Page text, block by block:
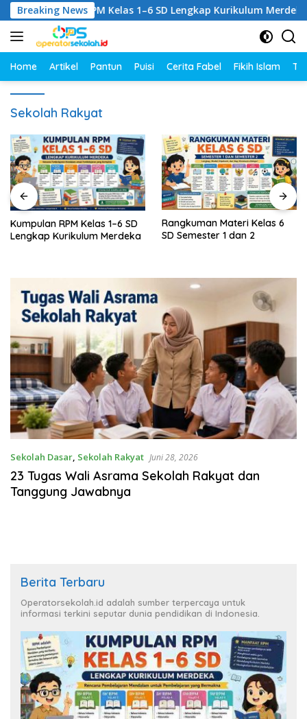
Langsung
ke
konten
Breaking News
Kumpulan RPM Kelas 1–6 SD Lengkap Kurikulum Merdeka
Home Artikel Pantun Puisi Cerita Fabel Fikih Islam
Sekolah Rakyat
Rangkuman Materi Kelas 6
SD Semester 1 dan 2
Rangkuman Materi Kelas 5
SD Semester 1 dan 2
Sekolah Dasar, Sekolah Rakyat Juni 28, 2026
23 Tugas Wali Asrama Sekolah Rakyat dan
Tanggung Jawabnya
Berita Terbaru
Operatorsekolah.id adalah sumber terpercaya untuk
informasi terkini seputar dunia pendidikan di Indonesia.